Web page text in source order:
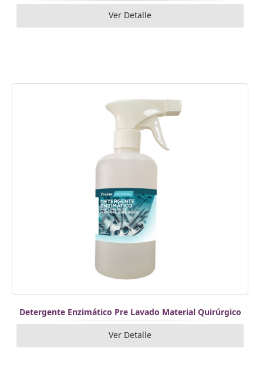
Ver Detalle
Detergente Enzimático Pre Lavado Material Quirúrgico
Ver Detalle